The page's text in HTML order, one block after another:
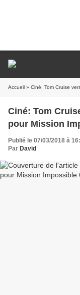
Accueil » Ciné: Tom Cruise
Ciné: Tom
pour Mission
Publié le 07/03/2018 à
Par David